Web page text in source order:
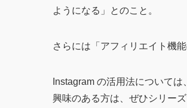
ようになる」とのこと。
さらには「アフィリエイト機
Instagram の活用法について
興味のある方は、ぜひシリー